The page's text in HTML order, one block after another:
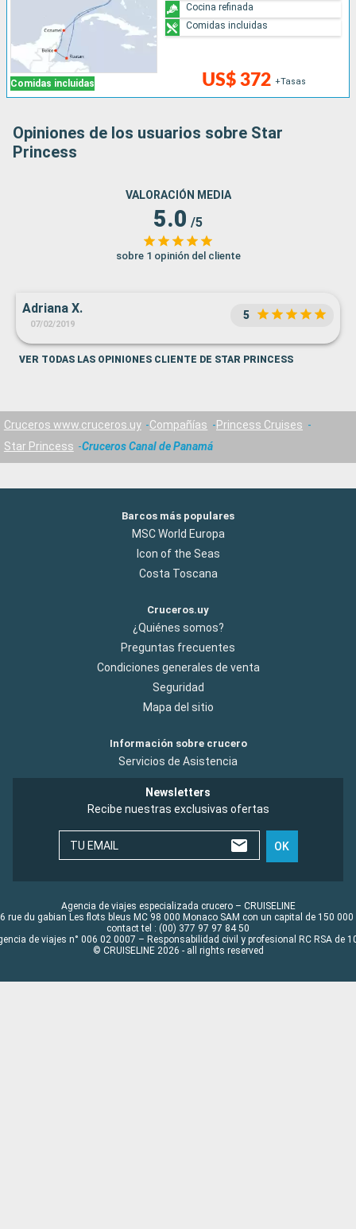
Comidas incluidas US$ 372 +Tasas
Cocina refinada
Comidas incluidas
Opiniones de los usuarios sobre Star
Princess
VALORACIÓN MEDIA
5.0 /5
sobre 1 opinión del cliente
Adriana X.
07/02/2019
5
VER TODAS LAS OPINIONES CLIENTE DE STAR PRINCESS
Cruceros www.cruceros.uy Compañías
Princess Cruises
Star Princess
Cruceros Canal de Panamá
Barcos más populares
MSC World Europa
Icon of the Seas
Costa Toscana
Cruceros.uy
¿Quiénes somos?
Preguntas frecuentes
Condiciones generales de venta
Seguridad
Mapa del sitio
Información sobre crucero
Servicios de Asistencia
Newsletters
Recibe nuestras exclusivas ofertas
TU EMAIL OK
Agencia de viajes especializada crucero – CRUISELINE
rue du gabian Les flots bleus MC 98 000 Monaco SAM con un capital de 150 000
contact tel : (00) 377 97 97 84 50
de viajes n° 006 02 0007 – Responsabilidad civil y profesional RC RSA de
© CRUISELINE 2026 - all rights reserved